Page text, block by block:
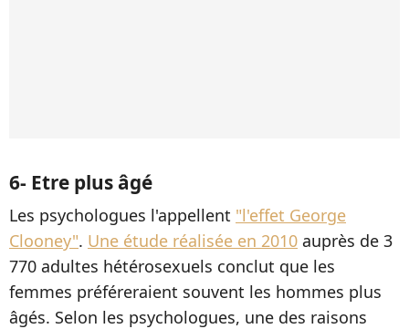
6- Etre plus âgé
Les psychologues l'appellent "l'effet George
Clooney". Une étude réalisée en 2010 auprès de 3
770 adultes hétérosexuels conclut que les
femmes préféreraient souvent les hommes plus
âgés. Selon les psychologues, une des raisons